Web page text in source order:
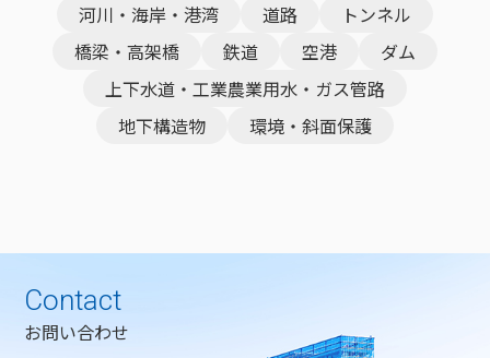
河川・海岸・港湾 道路
トンネル
橋梁・高架橋
鉄道 空港
ダム
上下水道・工業農業用水・ガス管路
地下構造物
環境・斜面保護
Contact
お問い合わせ